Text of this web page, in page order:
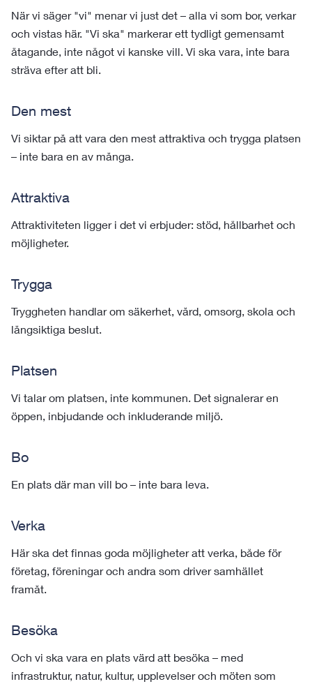
När vi säger "vi" menar vi just det – alla vi som bor, verkar
och vistas här. "Vi ska" markerar ett tydligt gemensamt
åtagande, inte något vi kanske vill. Vi ska vara, inte bara
sträva efter att bli.
Den mest
Vi siktar på att vara den mest attraktiva och trygga platsen
– inte bara en av många.
Attraktiva
Attraktiviteten ligger i det vi erbjuder: stöd, hållbarhet och
möjligheter.
Trygga
Tryggheten handlar om säkerhet, vård, omsorg, skola och
långsiktiga beslut.
Platsen
Vi talar om platsen, inte kommunen. Det signalerar en
öppen, inbjudande och inkluderande miljö.
Bo
En plats där man vill bo – inte bara leva.
Verka
Här ska det finnas goda möjligheter att verka, både för
företag, föreningar och andra som driver samhället
framåt.
Besöka
Och vi ska vara en plats värd att besöka – med
infrastruktur, natur, kultur, upplevelser och möten som